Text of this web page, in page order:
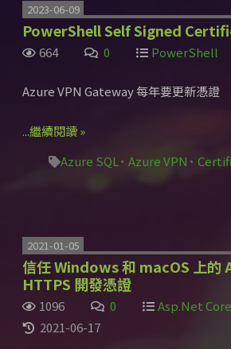
2023-06-09
PowerShell Self Signed
664 0 PowerShell
Azure VPN Gateway 每年要更新憑證
...繼續閱讀 »
Azure SQL
Azure VPN
2021-01-05
信任 Windows 和 macOS 上的
HTTPS 開發憑證
1096 0
Asp.Net Core
2021-06-17